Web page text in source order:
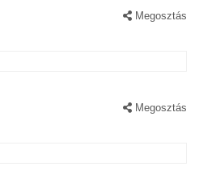
Megosztás
Megosztás